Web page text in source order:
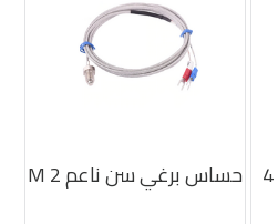
حساس برغي سن خشن 4
حساس برغي سن ناعم 2 M